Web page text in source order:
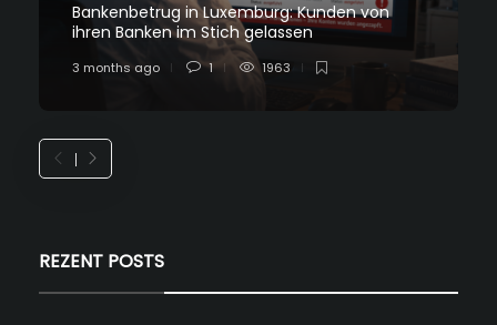
Bankenbetrug in Luxemburg: Kunden von
ihren Banken im Stich gelassen
3 months ago 1 1963
REZENT POSTS